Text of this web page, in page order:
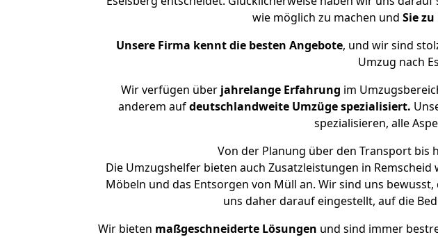
wie möglich zu machen und Sie
Unsere Firma kennt die besten Angebote, und wir sind
Umzug nach
Wir verfügen über jahrelange Erfahrung im
anderem aufdeutschlandweite Umzüge spezialisiert.
spezialisieren, alle
Von der Planung über den Transport bis
Die Umzugshelfer bieten auch Zusatzleistungen in Remscheid
Möbeln und das Entsorgen von Müll an. Wir sind uns
uns daher darauf eingestellt, auf die
Wir bieten maßgeschneiderte Lösungen und sind immer